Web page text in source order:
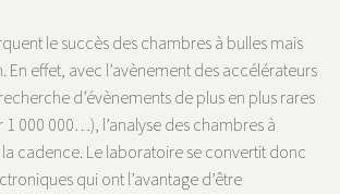
le succès des chambres à bulles mais
En effet, avec l’avènement des accélérateurs
d’évènements de plus en plus rares
1 000 000…), l’analyse des chambres à
la cadence. Le laboratoire se convertit donc
qui ont l’avantage d’être